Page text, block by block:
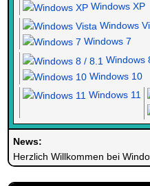
Windows XP
Windows
Windows 7
Windows
Windows 10
Windows 11
News:
Herzlich Willkommen bei